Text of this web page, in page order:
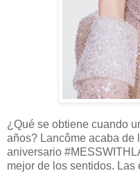
¿Qué se obtiene cuando
años? Lancôme acaba de
aniversario
mejor de los sentidos. Las